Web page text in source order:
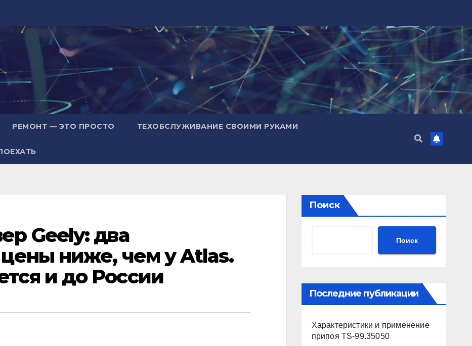
РЕМОНТ — ЭТО ПРОСТО ТЕХОБСЛУЖИВАНИЕ СВОИМИ РУКАМИ
Geely: два
ниже, чем у Atlas.
и до России
Поиск
Поиск
Последние публикации
Характеристики и применение
припоя TS-99.35050